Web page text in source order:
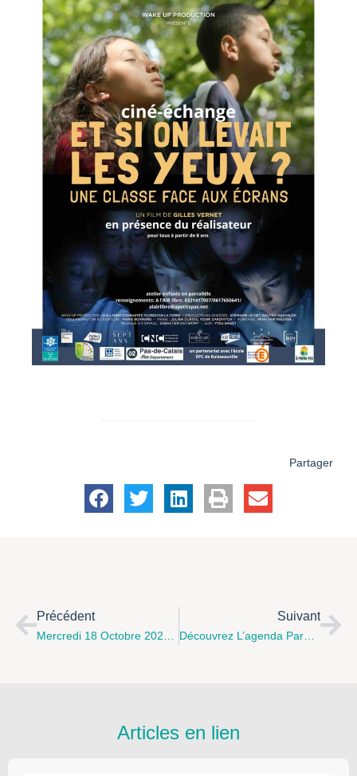
Partager
Précédent
Mercredi 18 Octobre 2024 Le Centre Social Le Grand H Propose Deux Ateliers : Ange De Noël Et Balle Anti-Stress
Suivant
Découvrez L’agenda Parentalité Du CSCI De Janvier À Juin 2025
Articles en lien